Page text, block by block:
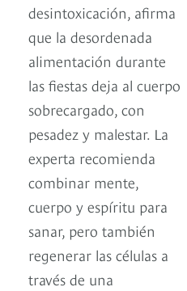
desintoxicación, afirma
que la desordenada
alimentación durante
las fiestas deja al cuerpo
sobrecargado, con
pesadez y malestar. La
experta recomienda
combinar mente,
cuerpo y espíritu para
sanar, pero también
regenerar las células a
través de una